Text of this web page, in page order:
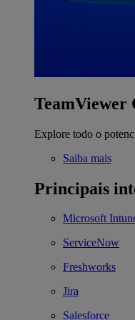
TeamViewer
Explore todo o
Saiba mais
Principais
Microsoft
ServiceNow
Freshworks
Jira
Salesforce